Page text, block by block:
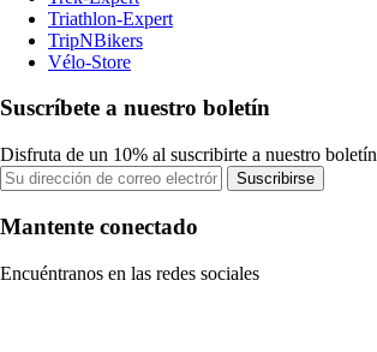
Triathlon-Expert
TripNBikers
Vélo-Store
Suscríbete a nuestro boletín
Disfruta de un 10% al suscribirte a nuestro boletín
Suscribirse
Mantente conectado
Encuéntranos en las redes sociales